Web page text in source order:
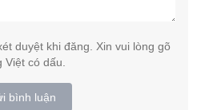
duyệt khi đăng. Xin vui lòng gõ
Việt có dấu.
bình luận